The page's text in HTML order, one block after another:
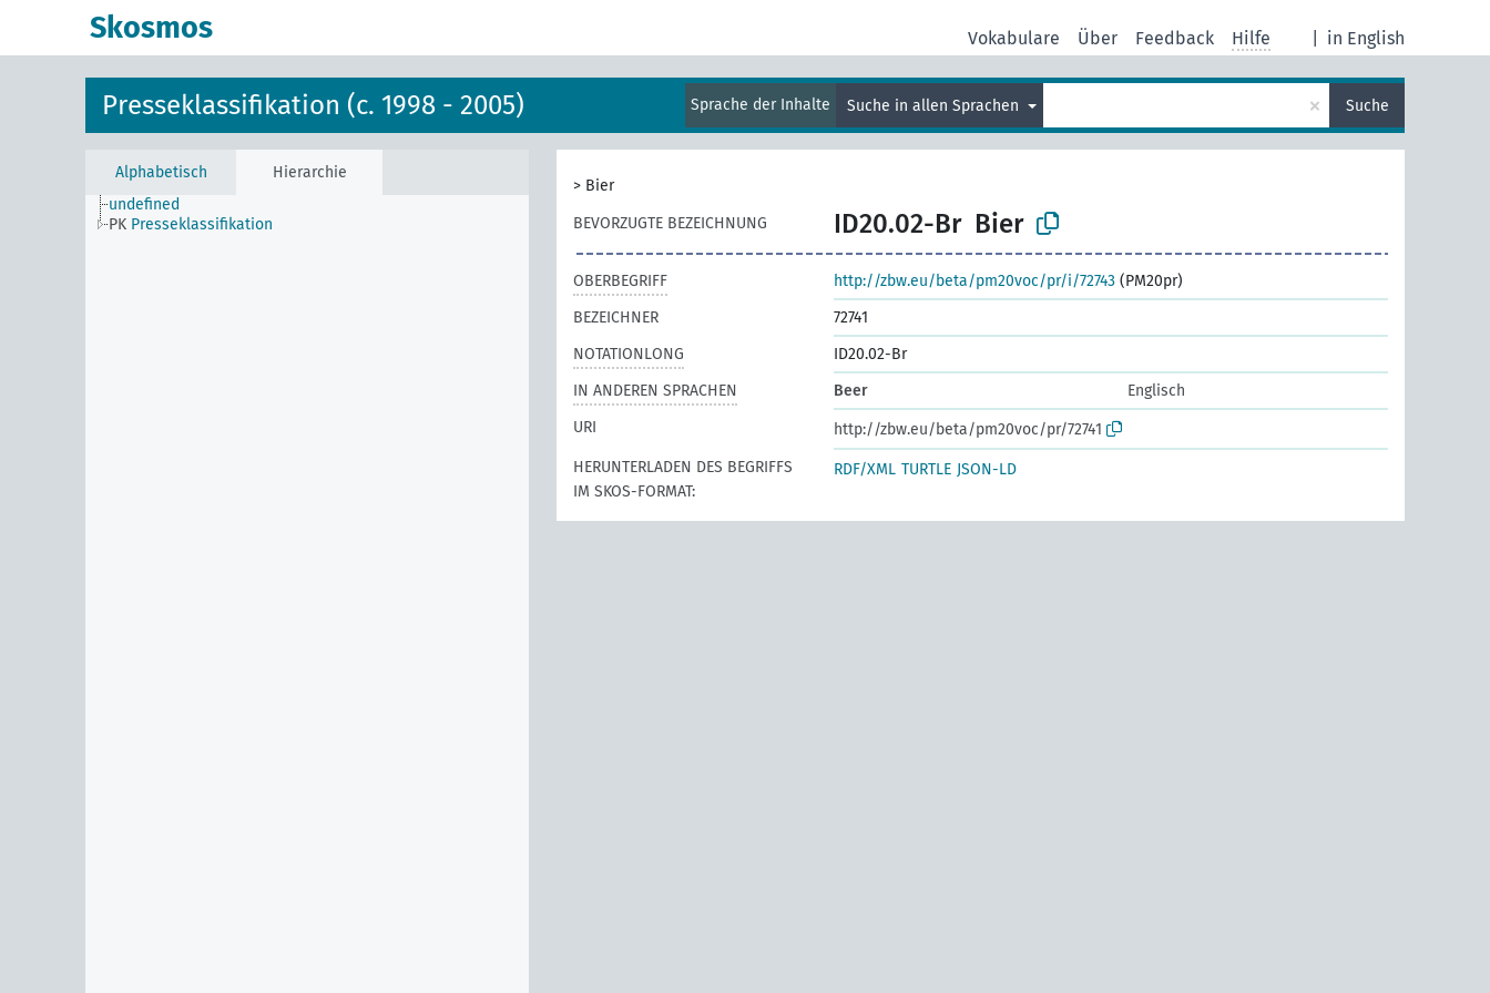
Skosmos in English
Vokabulare Über Feedback Hilfe
Presseklassifikation (c. 1998 - 2005) Sprache der Inhalte Suche in allen Sprachen × Suche
Alphabetisch
Hierarchie
undefined
PK Presseklassifikation
> Bier
BEVORZUGTE BEZEICHNUNG
ID20.02-Br Bier
OBERBEGRIFF http://zbw.eu/beta/pm20voc/pr/i/72743 (PM20pr)
BEZEICHNER
72741
NOTATIONLONG
ID20.02-Br
IN ANDEREN SPRACHEN
Beer
Englisch
URI
http://zbw.eu/beta/pm20voc/pr/72741
HERUNTERLADEN DES BEGRIFFS
IM SKOS-FORMAT:
RDF/XML TURTLE JSON-LD